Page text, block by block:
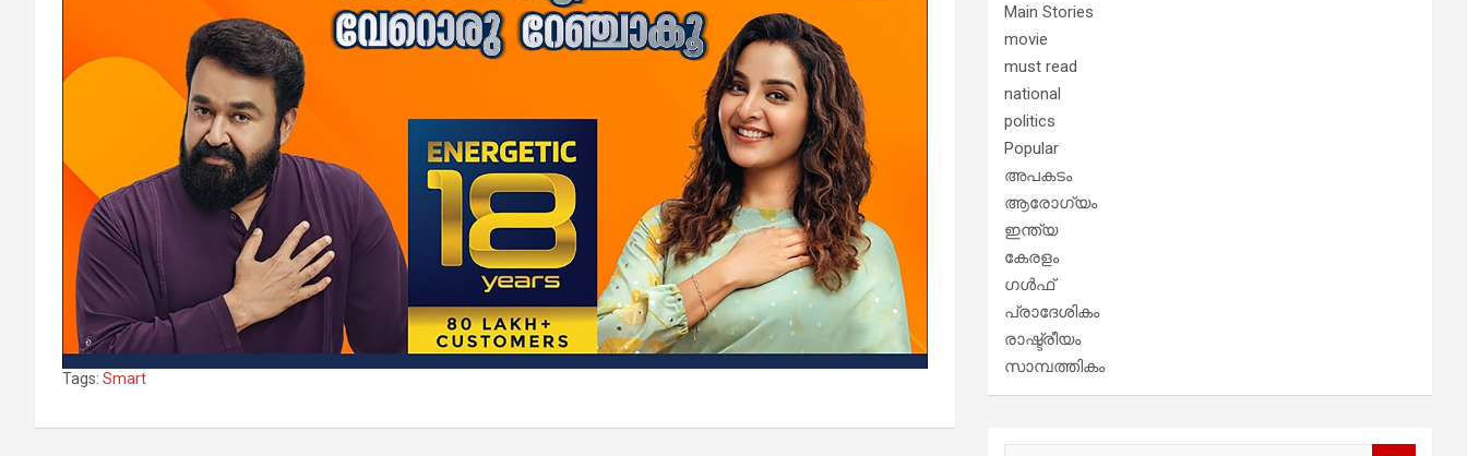
Tags: Smart
Main Stories
movie
must read
national
politics
Popular
അപകടം
ആരോഗ്യം
ഇന്ത്യ
കേരളം
ഗൾഫ്
പ്രാദേശികം
രാഷ്ട്രീയം
സാമ്പത്തികം